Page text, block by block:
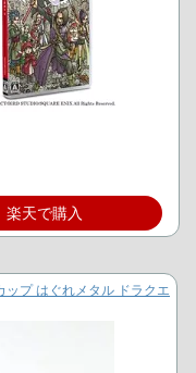
楽天で購入
ップ はぐれメタル ドラクエ